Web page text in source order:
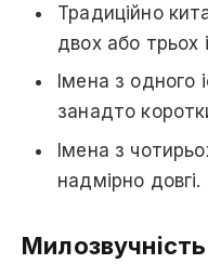
Традиційно
двох або трьох
Імена з одного
занадто
Імена з
надмірно довгі.
Милозвучність